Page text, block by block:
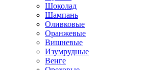
Шоколад
Шампань
Оливковые
Оранжевые
Вишневые
Изумрудные
Венге